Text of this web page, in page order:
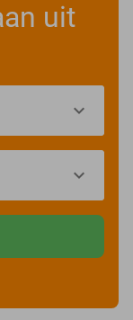
uit